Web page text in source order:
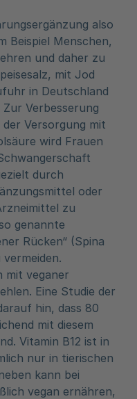
also
Beispiel Menschen,
und daher zu
mit Jod
in Deutschland
Verbesserung
Versorgung mit
wird Frauen
durch
oder
zu
genannte
Rücken“ (Spina
mit veganer
Eine Studie der
hin, dass 80
mit diesem
Vitamin B12 ist in
nur in tierischen
kann bei
vegan ernähren,